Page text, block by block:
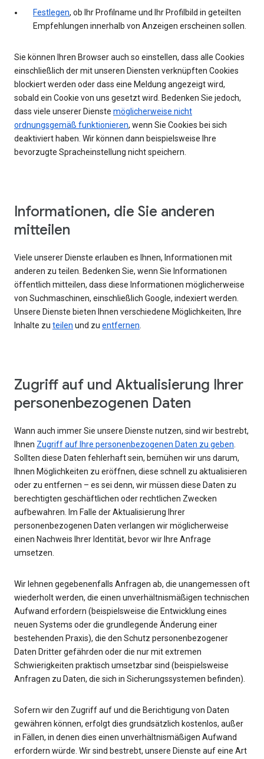
Festlegen, ob Ihr Profilname und Ihr Profilbild in geteilten
Empfehlungen innerhalb von Anzeigen erscheinen sollen.
Sie können Ihren Browser auch so einstellen, dass alle Cookies
einschließlich der mit unseren Diensten verknüpften Cookies
blockiert werden oder dass eine Meldung angezeigt wird,
sobald ein Cookie von uns gesetzt wird. Bedenken Sie jedoch,
dass viele unserer Dienste möglicherweise nicht
ordnungsgemäß funktionieren, wenn Sie Cookies bei sich
deaktiviert haben. Wir können dann beispielsweise Ihre
bevorzugte Spracheinstellung nicht speichern.
Informationen, die Sie anderen
mitteilen
Viele unserer Dienste erlauben es Ihnen, Informationen mit
anderen zu teilen. Bedenken Sie, wenn Sie Informationen
öffentlich mitteilen, dass diese Informationen möglicherweise
von Suchmaschinen, einschließlich Google, indexiert werden.
Unsere Dienste bieten Ihnen verschiedene Möglichkeiten, Ihre
Inhalte zu teilen und zu entfernen.
Zugriff auf und Aktualisierung Ihrer
personenbezogenen Daten
Wann auch immer Sie unsere Dienste nutzen, sind wir bestrebt,
Ihnen Zugriff auf Ihre personenbezogenen Daten zu geben.
Sollten diese Daten fehlerhaft sein, bemühen wir uns darum,
Ihnen Möglichkeiten zu eröffnen, diese schnell zu aktualisieren
oder zu entfernen – es sei denn, wir müssen diese Daten zu
berechtigten geschäftlichen oder rechtlichen Zwecken
aufbewahren. Im Falle der Aktualisierung Ihrer
personenbezogenen Daten verlangen wir möglicherweise
einen Nachweis Ihrer Identität, bevor wir Ihre Anfrage
umsetzen.
Wir lehnen gegebenenfalls Anfragen ab, die unangemessen oft
wiederholt werden, die einen unverhältnismäßigen technischen
Aufwand erfordern (beispielsweise die Entwicklung eines
neuen Systems oder die grundlegende Änderung einer
bestehenden Praxis), die den Schutz personenbezogener
Daten Dritter gefährden oder die nur mit extremen
Schwierigkeiten praktisch umsetzbar sind (beispielsweise
Anfragen zu Daten, die sich in Sicherungssystemen befinden).
Sofern wir den Zugriff auf und die Berichtigung von Daten
gewähren können, erfolgt dies grundsätzlich kostenlos, außer
in Fällen, in denen dies einen unverhältnismäßigen Aufwand
erfordern würde. Wir sind bestrebt, unsere Dienste auf eine Art